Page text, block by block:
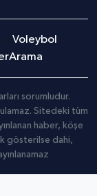
Voleybol
Arama
sorumludur.
Sitedeki tüm
haber, köşe
gösterilse dahi,